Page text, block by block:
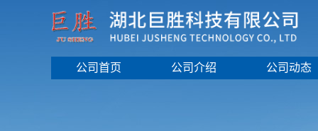
公司首页 公司介绍 公司动态